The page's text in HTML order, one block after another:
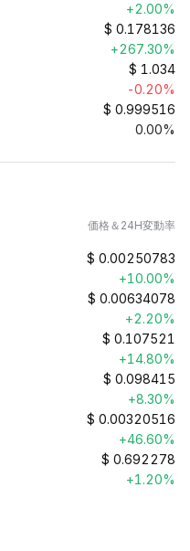
+2.00%
$ 0.178136
+267.30%
$ 1.034
-0.20%
$ 0.999516
0.00%
価格＆24H変動率
$ 0.00250783
+10.00%
$ 0.00634078
+2.20%
$ 0.107521
+14.80%
$ 0.098415
+8.30%
$ 0.00320516
+46.60%
$ 0.692278
+1.20%